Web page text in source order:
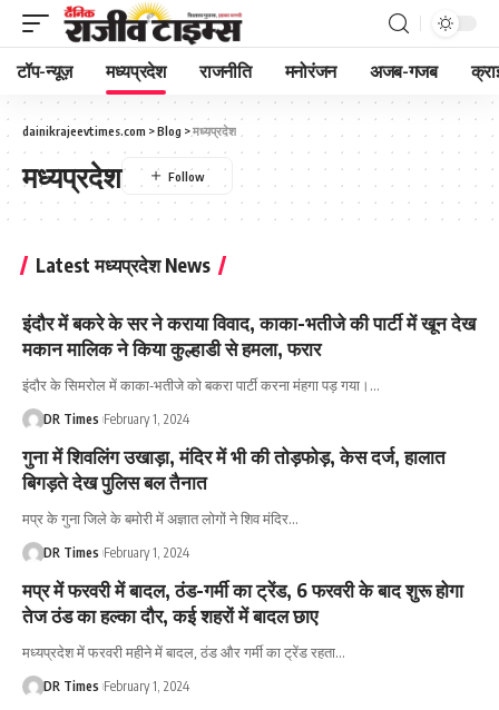
टॉप-न्यूज़ मध्यप्रदेश राजनीति मनोरंजन अजब-गजब
dainikrajeevtimes.com >Blog >मध्यप्रदेश
मध्यप्रदेश
Latest मध्यप्रदेश News
इंदौर में बकरे के सर ने कराया विवाद, काका-भतीजे की पार्टी में खून देख
मकान मालिक ने किया कुल्हाडी से हमला, फरार
इंदौर के सिमरोल में काका-भतीजे को बकरा पार्टी करना मंहगा पड़ गया। …
DR Times February 1, 2024
गुना में शिवलिंग उखाड़ा, मंदिर में भी की तोड़फोड़, केस दर्ज, हालात
बिगड़ते देख पुलिस बल तैनात
मप्र के गुना जिले के बमोरी में अज्ञात लोगों ने शिव मंदिर…
DR Times February 1, 2024
मप्र में फरवरी में बादल, ठंड-गर्मी का ट्रेंड, 6 फरवरी के बाद शुरू होगा
तेज ठंड का हल्का दौर, कई शहरों में बादल छाए
मध्यप्रदेश में फरवरी महीने में बादल, ठंड और गर्मी का ट्रेंड रहता…
DR Times February 1, 2024